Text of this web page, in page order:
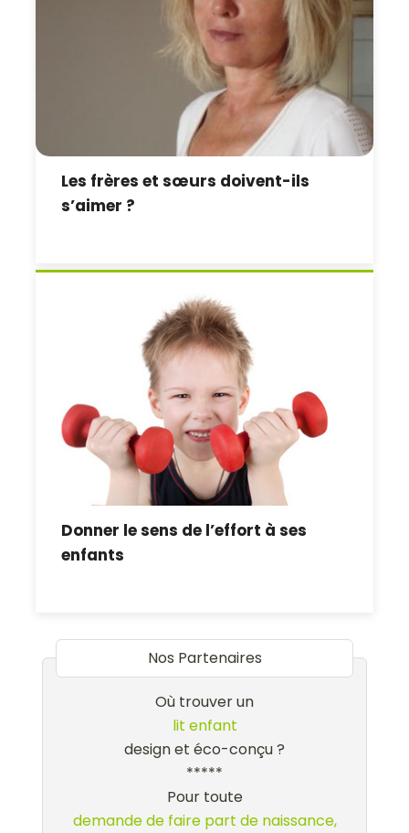
Les frères et sœurs doivent-ils
s’aimer ?
Donner le sens de l’effort à ses
enfants
Nos Partenaires
Où trouver un
lit enfant
design et éco-conçu ?
*****
Pour toute
demande de faire part de naissance,